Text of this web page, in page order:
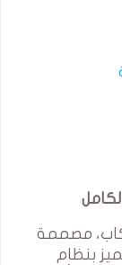
مصممة
بنظام